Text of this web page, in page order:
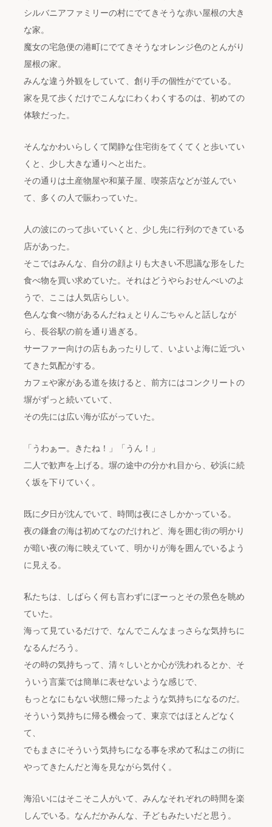
シルバニアファミリーの村にでてきそうな赤い屋根の大き
な家。
魔女の宅急便の港町にでてきそうなオレンジ色のとんがり
屋根の家。
みんな違う外観をしていて、創り手の個性がでている。
家を見て歩くだけでこんなにわくわくするのは、初めての
体験だった。
そんなかわいらしくて閑静な住宅街をてくてくと歩いてい
くと、少し大きな通りへと出た。
その通りは土産物屋や和菓子屋、喫茶店などが並んでい
て、多くの人で賑わっていた。
人の波にのって歩いていくと、少し先に行列のできている
店があった。
そこではみんな、自分の顔よりも大きい不思議な形をした
食べ物を買い求めていた。それはどうやらおせんべいのよ
うで、ここは人気店らしい。
色んな食べ物があるんだねぇとりんごちゃんと話しなが
ら、長谷駅の前を通り過ぎる。
サーファー向けの店もあったりして、いよいよ海に近づい
てきた気配がする。
カフェや家がある道を抜けると、前方にはコンクリートの
塀がずっと続いていて、
その先には広い海が広がっていた。
「うわぁー。きたね！」「うん！」
二人で歓声を上げる。塀の途中の分かれ目から、砂浜に続
く坂を下りていく。
既に夕日が沈んでいて、時間は夜にさしかかっている。
夜の鎌倉の海は初めてなのだけれど、海を囲む街の明かり
が暗い夜の海に映えていて、明かりが海を囲んでいるよう
に見える。
私たちは、しばらく何も言わずにぼーっとその景色を眺め
ていた。
海って見ているだけで、なんでこんなまっさらな気持ちに
なるんだろう。
その時の気持ちって、清々しいとか心が洗われるとか、そ
ういう言葉では簡単に表せないような感じで、
もっとなにもない状態に帰ったような気持ちになるのだ。
そういう気持ちに帰る機会って、東京ではほとんどなく
て、
でもまさにそういう気持ちになる事を求めて私はこの街に
やってきたんだと海を見ながら気付く。
海沿いにはそこそこ人がいて、みんなそれぞれの時間を楽
しんでいる。なんだかみんな、子どもみたいだと思う。